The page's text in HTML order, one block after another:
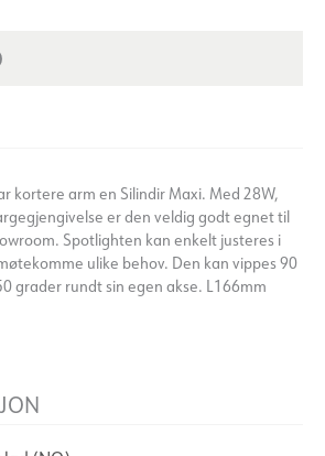
kortere arm en Silindir Maxi. Med 28W,
er den veldig godt egnet til
Spotlighten kan enkelt justeres i
ulike behov. Den kan vippes 90
grader rundt sin egen akse. L166mm